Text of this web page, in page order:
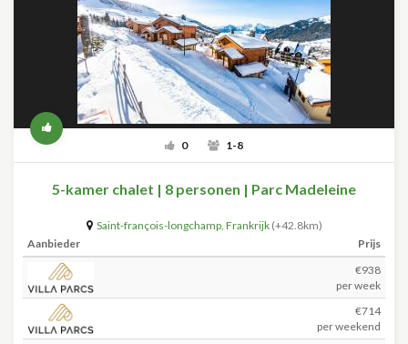
0 1-8
5-kamer chalet | 8 personen | Parc Madeleine
Saint-françois-longchamp, Frankrijk (+42.8km)
Aanbieder
Prijs
€938
per week
€714
per weekend